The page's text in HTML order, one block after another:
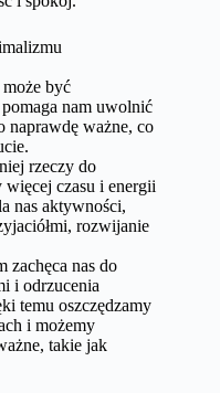
być
nam uwolnić
naprawdę ważne, co
rzeczy do
czasu i energii
nas aktywności,
rozwijanie
zachęca nas do
i odrzucenia
temu oszczędzamy
i możemy
takie jak